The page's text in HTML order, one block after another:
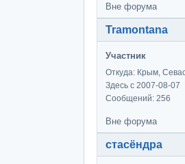
Вне форума
Tramontana
Участник
Откуда: Крым,
Здесь с 2007-08-07
Сообщений: 256
Вне форума
стасёндра